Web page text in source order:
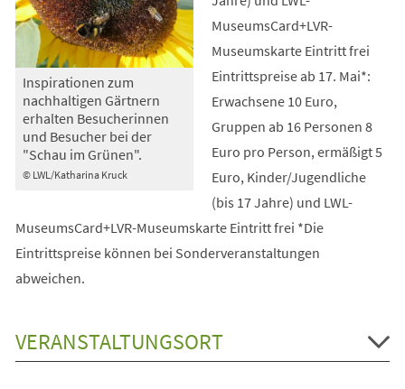
© LWL/Katharina Kruck
Inspirationen zum
nachhaltigen Gärtnern
erhalten Besucherinnen
und Besucher bei der
"Schau im Grünen".
MuseumsCard+LVR-
Museumskarte Eintritt frei
Eintrittspreise ab 17. Mai*:
Erwachsene 10 Euro,
Gruppen ab 16 Personen 8
Euro pro Person, ermäßigt 5
Euro, Kinder/Jugendliche
(bis 17 Jahre) und LWL-
MuseumsCard+LVR-Museumskarte Eintritt frei *Die
Eintrittspreise können bei Sonderveranstaltungen
abweichen.
VERANSTALTUNGSORT